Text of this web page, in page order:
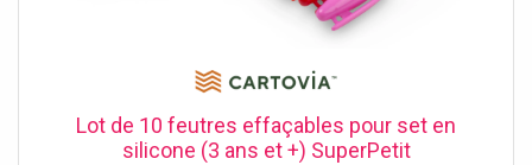
Lot de 10 feutres effaçables pour set en
silicone (3 ans et +) SuperPetit